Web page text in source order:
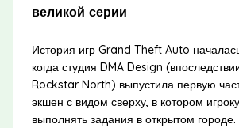
великой серии
История игр Grand Theft Auto
когда студия DMA Design
Rockstar North) выпустила первую
экшен с видом сверху, в котором
выполнять задания в открытом